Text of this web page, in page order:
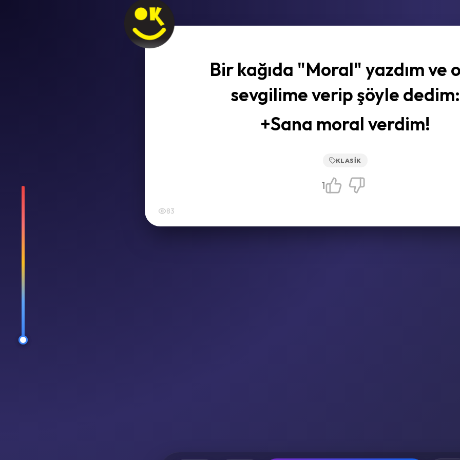
Bir kağıda "Moral" yazdım ve
sevgilime verip şöyle dedim:
+Sana moral verdim!
KLASIK
83
1